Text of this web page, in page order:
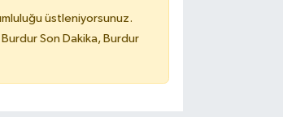
üstleniyorsunuz.
Son Dakika, Burdur